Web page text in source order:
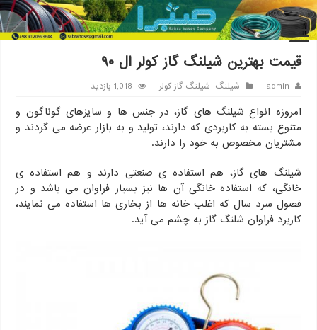
خانه / شیلنگ / قیمت بهترین شیلنگ گاز کولر ال ۹۰
قیمت بهترین شیلنگ گاز کولر ال ۹۰
admin شیلنگ, شیلنگ گاز کولر 1,018 بازدید
امروزه انواع شیلنگ های گاز، در جنس ها و سایزهای گوناگون و
متنوع بسته به کاربردی که دارند، تولید و به بازار عرضه می گردند و
مشتریان مخصوص به خود را دارند.
شیلنگ های گاز، هم استفاده ی صنعتی دارند و هم استفاده ی
خانگی، که استفاده خانگی آن ها نیز بسیار فراوان می باشد و در
فصول سرد سال که اغلب خانه ها از بخاری ها استفاده می نمایند،
کاربرد فراوان شلنگ گاز به چشم می آید.